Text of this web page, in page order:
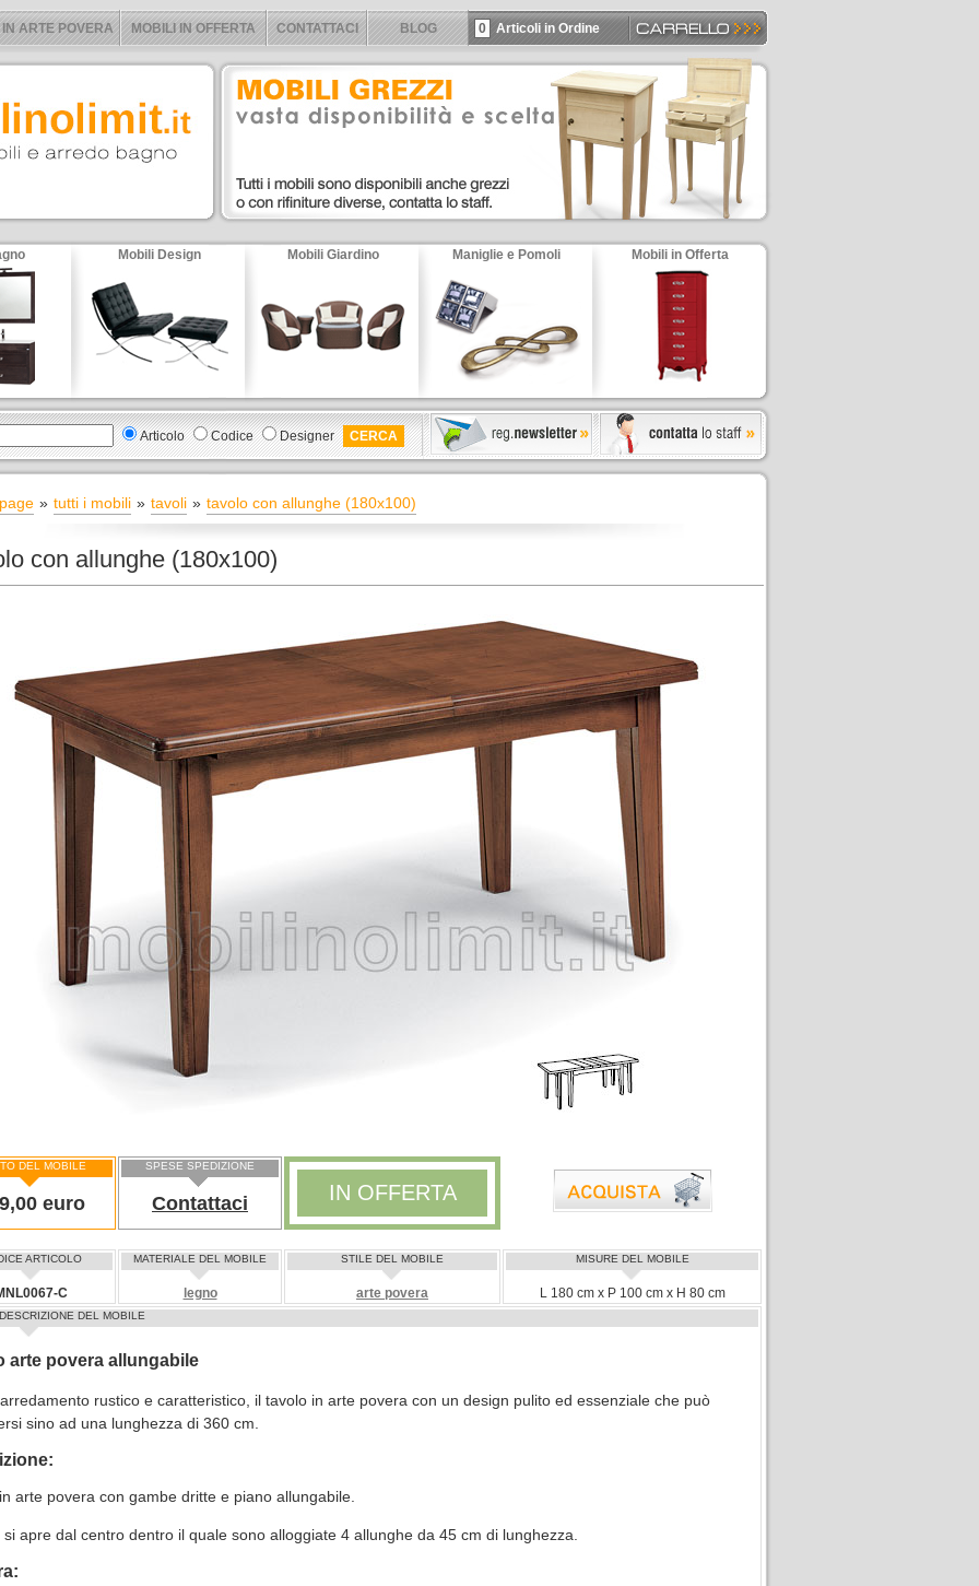
ARTE POVERA MOBILI IN OFFERTA CONTATTACI BLOG 0 Articoli in Ordine
Mobili Design Mobili Giardino Maniglie e Pomoli Mobili in Offerta
Articolo Codice Designer
tutti i mobili tavoli tavolo con allunghe (180x100)
con allunghe (180x100)
DEL MOBILE
euro
SPESE SPEDIZIONE
Contattaci IN OFFERTA
ARTICOLO
C
MATERIALE DEL MOBILE
legno
STILE DEL MOBILE
arte povera
MISURE DEL MOBILE
L 180 cm x P 100 cm x H 80 cm
DESCRIZIONE DEL MOBILE
arte povera allungabile
rustico e caratteristico, il tavolo in arte povera con un design pulito ed essenziale che può
sino ad una lunghezza di 360 cm.
arte povera con gambe dritte e piano allungabile.
si apre dal centro dentro il quale sono alloggiate 4 allunghe da 45 cm di lunghezza.